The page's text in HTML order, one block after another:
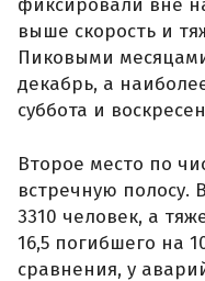
фиксировали вне
выше скорость и
Пиковыми
декабрь, а
суббота и
Второе место по
встречную полосу.
3310 человек, а
16,5 погибшего на
сравнения, у